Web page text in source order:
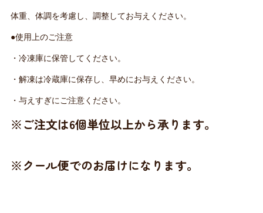
体重、体調を考慮し、調整してお与えください。
●使用上のご注意
・冷凍庫に保管してください。
・解凍は冷蔵庫に保存し、早めにお与えください。
・与えすぎにご注意ください。
※ご注文は6個単位以上から承ります。
※クール便でのお届けになります。